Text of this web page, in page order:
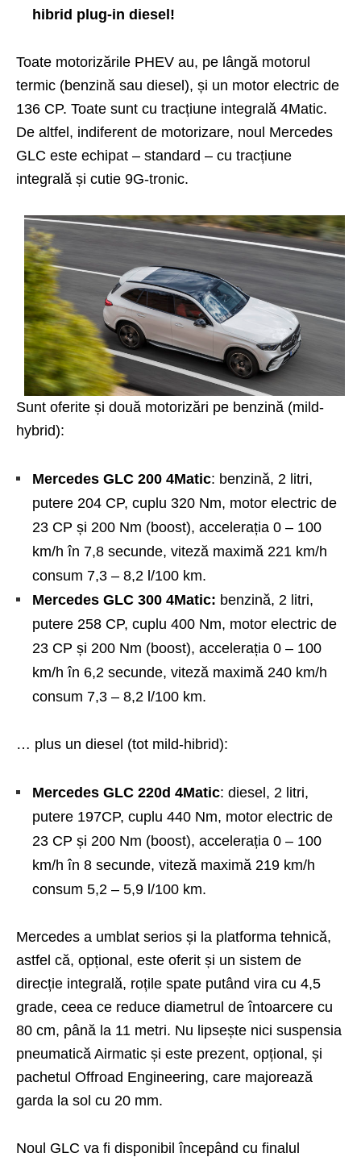
hibrid plug-in diesel!
Toate motorizările PHEV au, pe lângă motorul
termic (benzină sau diesel), și un motor electric de
136 CP. Toate sunt cu tracțiune integrală 4Matic.
De altfel, indiferent de motorizare, noul Mercedes
GLC este echipat – standard – cu tracțiune
integrală și cutie 9G-tronic.
Sunt oferite și două motorizări pe benzină (mild-
hybrid):
Mercedes GLC 200 4Matic: benzină, 2 litri,
putere 204 CP, cuplu 320 Nm, motor electric de
23 CP și 200 Nm (boost), accelerația 0 – 100
km/h în 7,8 secunde, viteză maximă 221 km/h
consum 7,3 – 8,2 l/100 km.
Mercedes GLC 300 4Matic: benzină, 2 litri,
putere 258 CP, cuplu 400 Nm, motor electric de
23 CP și 200 Nm (boost), accelerația 0 – 100
km/h în 6,2 secunde, viteză maximă 240 km/h
consum 7,3 – 8,2 l/100 km.
… plus un diesel (tot mild-hibrid):
Mercedes GLC 220d 4Matic: diesel, 2 litri,
putere 197CP, cuplu 440 Nm, motor electric de
23 CP și 200 Nm (boost), accelerația 0 – 100
km/h în 8 secunde, viteză maximă 219 km/h
consum 5,2 – 5,9 l/100 km.
Mercedes a umblat serios și la platforma tehnică,
astfel că, opțional, este oferit și un sistem de
direcție integrală, roțile spate putând vira cu 4,5
grade, ceea ce reduce diametrul de întoarcere cu
80 cm, până la 11 metri. Nu lipsește nici suspensia
pneumatică Airmatic și este prezent, opțional, și
pachetul Offroad Engineering, care majorează
garda la sol cu 20 mm.
Noul GLC va fi disponibil începând cu finalul